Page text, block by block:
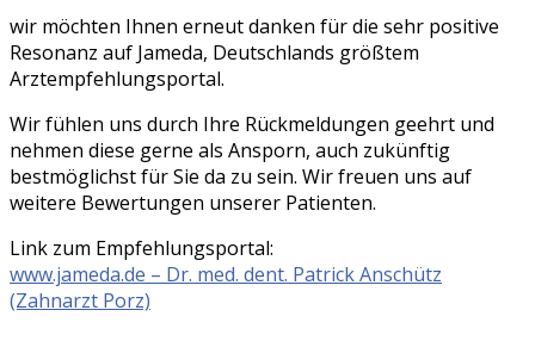
wir möchten Ihnen erneut danken für die sehr positive
Resonanz auf Jameda, Deutschlands größtem
Arztempfehlungsportal.
Wir fühlen uns durch Ihre Rückmeldungen geehrt und
nehmen diese gerne als Ansporn, auch zukünftig
bestmöglichst für Sie da zu sein. Wir freuen uns auf
weitere Bewertungen unserer Patienten.
Link zum Empfehlungsportal:
www.jameda.de – Dr. med. dent. Patrick Anschütz
(Zahnarzt Porz)